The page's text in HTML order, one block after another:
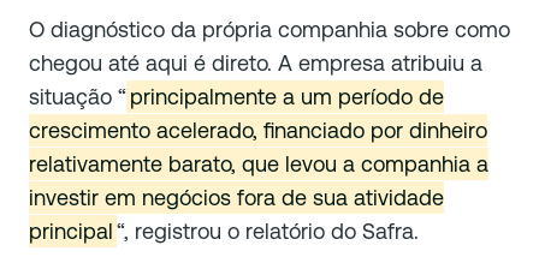
O diagnóstico da própria companhia sobre como
chegou até aqui é direto. A empresa atribuiu a
situação “principalmente a um período de
crescimento acelerado, financiado por dinheiro
relativamente barato, que levou a companhia a
investir em negócios fora de sua atividade
principal “, registrou o relatório do Safra.